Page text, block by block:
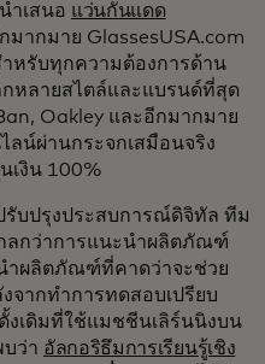
ำเสนอ แว่นกันแดด
มากมาย GlassesUSA.com
หรับทุกความต้องการด้าน
หลายสไตล์และแบรนด์ที่สุด
Oakley และอีกมากมาย
น์ผ่านกระจกเสมือนจริง
เงิน 100%
รับปรุงประสบการณ์ดิจิทัล ทีม
ลกว่าการแนะนำผลิตภัณฑ์
ำผลิตภัณฑ์ที่คาดว่าจะช่วย
จากทำการทดสอบเปรียบ
งเดิมที่ใช้แมชชีนเลิร์นนิงบน
ว่า อัลกอริธึมการเรียนรู้เชิง